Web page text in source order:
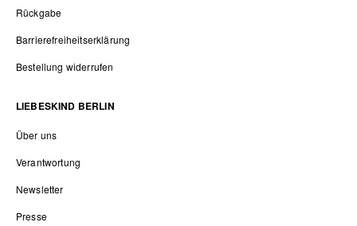
Rückgabe
Barrierefreiheitserklärung
Bestellung widerrufen
LIEBESKIND BERLIN
Über uns
Verantwortung
Newsletter
Presse